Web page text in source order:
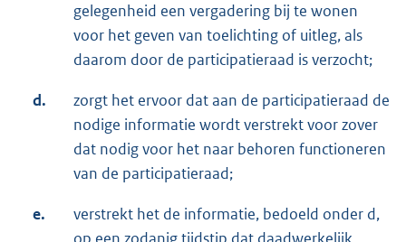
gelegenheid een vergadering bij te wonen
voor het geven van toelichting of uitleg, als
daarom door de participatieraad is verzocht;
d.
zorgt het ervoor dat aan de participatieraad de
nodige informatie wordt verstrekt voor zover
dat nodig voor het naar behoren functioneren
van de participatieraad;
e.
verstrekt het de informatie, bedoeld onder d,